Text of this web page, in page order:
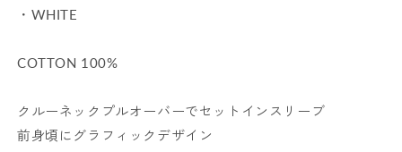
・WHITE
COTTON 100%
クルーネックプルオーバーでセットインスリーブ
前身頃にグラフィックデザイン